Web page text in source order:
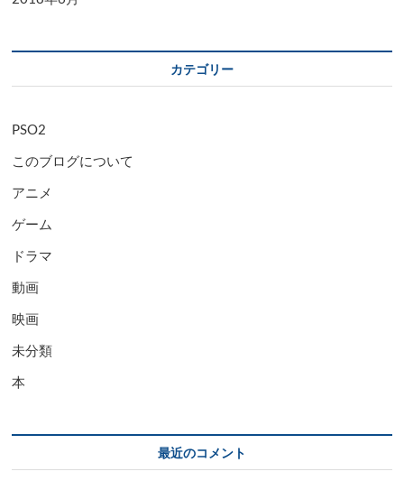
カテゴリー
PSO2
このブログについて
アニメ
ゲーム
ドラマ
動画
映画
未分類
本
最近のコメント